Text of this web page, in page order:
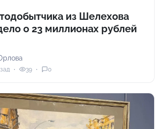
из Шелехова
о 23 миллионах рублей
39 0